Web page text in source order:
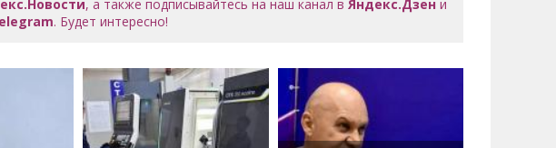
, а также подписывайтесь на наш канал вЯндекс.Дзен и
. Будет интересно!